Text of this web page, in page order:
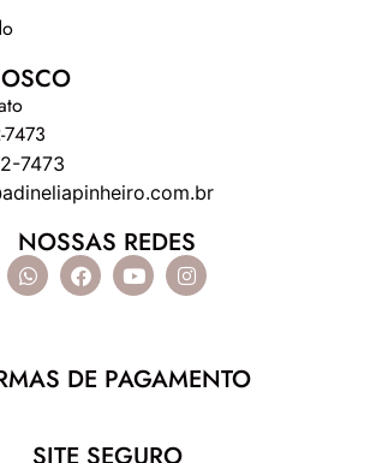
7473
NOSSAS REDES
DE PAGAMENTO